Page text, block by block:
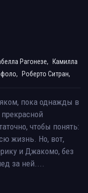
Рагонезе,
Камилла
Роберто Ситран,
пока однажды в
чтобы понять:
жизнь. Но, вот,
и Джакомо, без
за ней....